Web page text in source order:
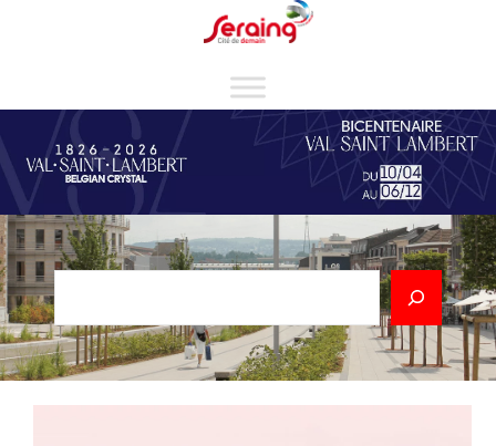
Rechercher
Cookies management panel